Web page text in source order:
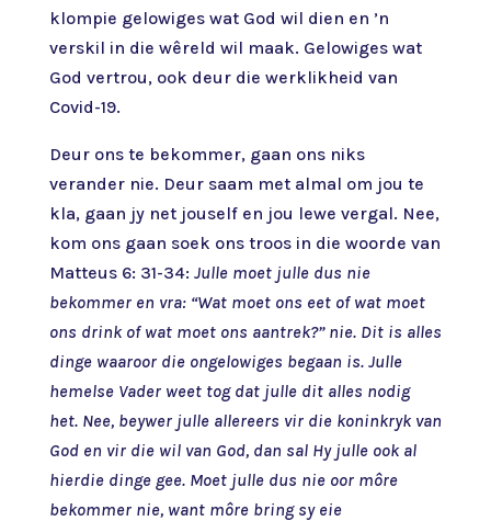
klompie gelowiges wat God wil dien en ’n
verskil in die wêreld wil maak. Gelowiges wat
God vertrou, ook deur die werklikheid van
Covid-19.
Deur ons te bekommer, gaan ons niks
verander nie. Deur saam met almal om jou te
kla, gaan jy net jouself en jou lewe vergal. Nee,
kom ons gaan soek ons troos in die woorde van
Matteus 6: 31-34: Julle moet julle dus nie
bekommer en vra: “Wat moet ons eet of wat moet
ons drink of wat moet ons aantrek?” nie. Dit is alles
dinge waaroor die ongelowiges begaan is. Julle
hemelse Vader weet tog dat julle dit alles nodig
het. Nee, beywer julle allereers vir die koninkryk van
God en vir die wil van God, dan sal Hy julle ook al
hierdie dinge gee. Moet julle dus nie oor môre
bekommer nie, want môre bring sy eie